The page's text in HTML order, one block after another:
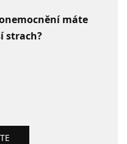
máte
strach?